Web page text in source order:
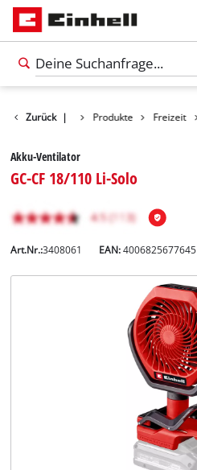
Zurück | Produkte Freizeit
Akku-Ventilator
GC-CF 18/110 Li-Solo
Art.Nr.:3408061 EAN:4006825677645